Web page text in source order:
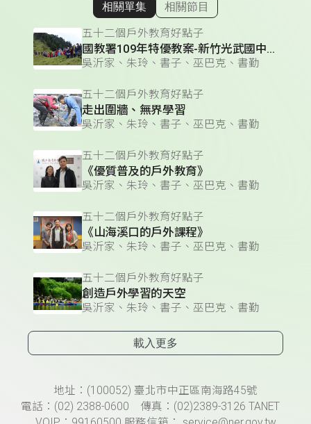
顯示相關單集
相關單集 相關節目
五十二個戶外教育好點子
國教署109年特優教案-新竹光武國中「空中的島嶼」
吳沂家、朱玲、書子、巫巴克、書勤
五十二個戶外教育好點子
走出圍牆、無界學習
吳沂家、朱玲、書子、巫巴克、書勤
五十二個戶外教育好點子
《優質普及的戶外教育》
吳沂家、朱玲、書子、巫巴克、書勤
五十二個戶外教育好點子
《山海溪口的戶外課程》
吳沂家、朱玲、書子、巫巴克、書勤
五十二個戶外教育好點子
創造戶外學習的天空
吳沂家、朱玲、書子、巫巴克、書勤
載入更多
頁尾資訊地址：(100052) 臺北市中正區南海路45號
電話：(02) 2388-0600 傳真：(02)2389-3126 TANET